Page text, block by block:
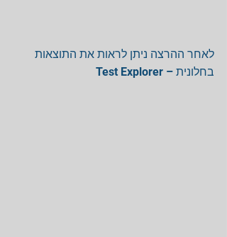
לאחר ההרצה ניתן לראות את התוצאות
בחלונית – Test Explorer